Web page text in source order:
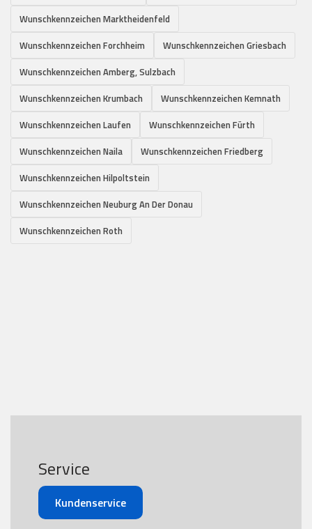
Wunschkennzeichen Marktheidenfeld
Wunschkennzeichen Forchheim
Wunschkennzeichen Griesbach
Wunschkennzeichen Amberg, Sulzbach
Wunschkennzeichen Krumbach
Wunschkennzeichen Kemnath
Wunschkennzeichen Laufen
Wunschkennzeichen Fürth
Wunschkennzeichen Naila
Wunschkennzeichen Friedberg
Wunschkennzeichen Hilpoltstein
Wunschkennzeichen Neuburg An Der Donau
Wunschkennzeichen Roth
Service
Kundenservice